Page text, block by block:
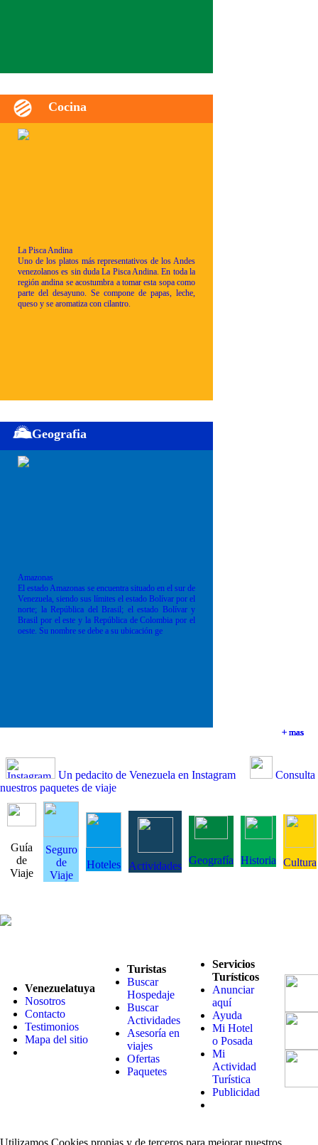
+ mas
+ mas
Cocina
La Pisca Andina
Uno de los platos más representativos de los Andes
venezolanos es sin duda La Pisca Andina. En toda la
región andina se acostumbra a tomar esta sopa como
parte del desayuno. Se compone de papas, leche,
queso y se aromatiza con cilantro.
+ mas
Geografia
Amazonas
El estado Amazonas se encuentra situado en el sur de
Venezuela, siendo sus límites el estado Bolívar por el
norte; la República del Brasil; el estado Bolívar y
Brasil por el este y la República de Colombia por el
oeste. Su nombre se debe a su ubicación ge
+ mas
Un pedacito de Venezuela en Instagram
Consulta
nuestros paquetes de viaje
Guía
de
Viaje
Seguro
de
Viaje
Hoteles Actividades Geografía Historia Cultura
Venezuelatuya
Nosotros
Contacto
Testimonios
Mapa del sitio
Turistas
Buscar
Hospedaje
Buscar
Actividades
Asesoría en
viajes
Ofertas
Paquetes
Servicios
Turísticos
Anunciar
aquí
Ayuda
Mi Hotel
o Posada
Mi
Actividad
Turística
Publicidad
Utilizamos Cookies propias y de terceros para mejorar nuestros